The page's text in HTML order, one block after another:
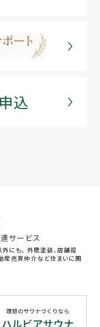
サービス
にも、 外壁塗装、店舗設
産売買仲介など住まいに関